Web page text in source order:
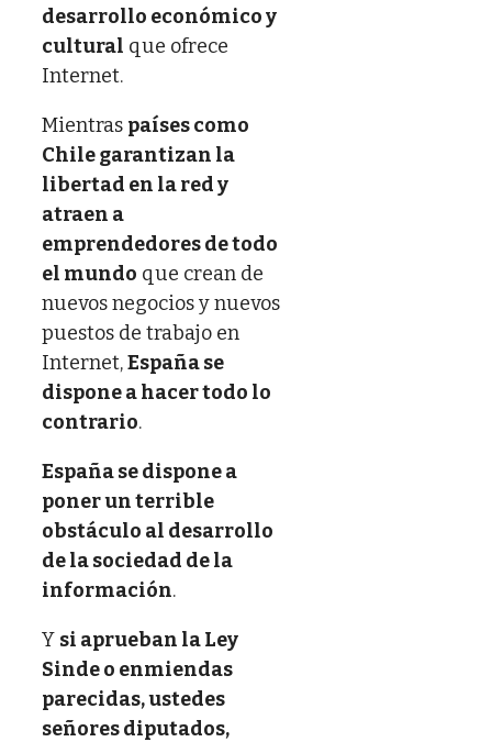
desarrollo económico y
cultural que ofrece
Internet.
Mientras países como
Chile garantizan la
libertad en la red y
atraen a
emprendedores de todo
el mundo que crean de
nuevos negocios y nuevos
puestos de trabajo en
Internet,España se
dispone a hacer todo lo
contrario.
España se dispone a
poner un terrible
obstáculo al desarrollo
de la sociedad de la
información.
Y si aprueban la Ley
Sinde o enmiendas
parecidas, ustedes
señores diputados,